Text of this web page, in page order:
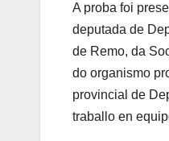
A proba foi
deputada de
de Remo, da
do organismo
provincial de
traballo en